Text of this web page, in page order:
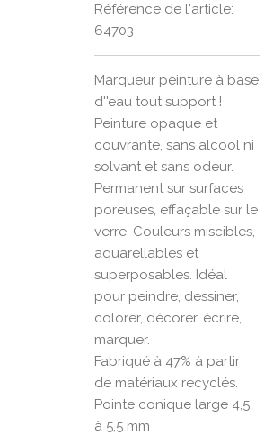
Référence de l'article:
64703
Marqueur peinture à base
d''eau tout support !
Peinture opaque et
couvrante, sans alcool ni
solvant et sans odeur.
Permanent sur surfaces
poreuses, effaçable sur le
verre. Couleurs miscibles,
aquarellables et
superposables. Idéal
pour peindre, dessiner,
colorer, décorer, écrire,
marquer.
Fabriqué à 47% à partir
de matériaux recyclés.
Pointe conique large 4,5
à 5,5 mm